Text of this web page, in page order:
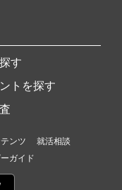
す
トを探す
ンツ
就活相談
ガイド